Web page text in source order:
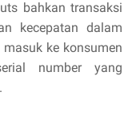
bahkan transaksi
kecepatan dalam
ke konsumen
number yang